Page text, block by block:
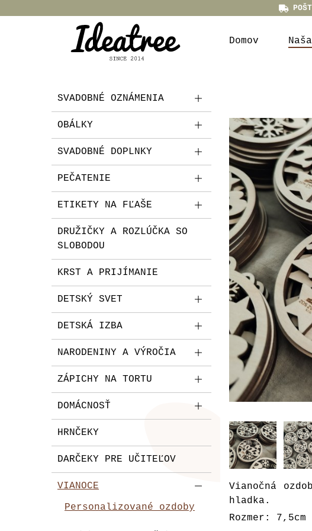
Domov
SVADOBNÉ OZNÁMENIA
OBÁLKY
SVADOBNÉ DOPLNKY
PEČATENIE
ETIKETY NA FĽAŠE
DRUŽIČKY A ROZLÚČKA SO
SLOBODOU
KRST A PRIJÍMANIE
DETSKÝ SVET
DETSKÁ IZBA
NARODENINY A VÝROČIA
ZÁPICHY NA TORTU
DOMÁCNOSŤ
HRNČEKY
DARČEKY PRE UČITEĽOV
VIANOCE
Personalizované ozdoby
Vianočná
hladka.
Rozmer: 7,5cm